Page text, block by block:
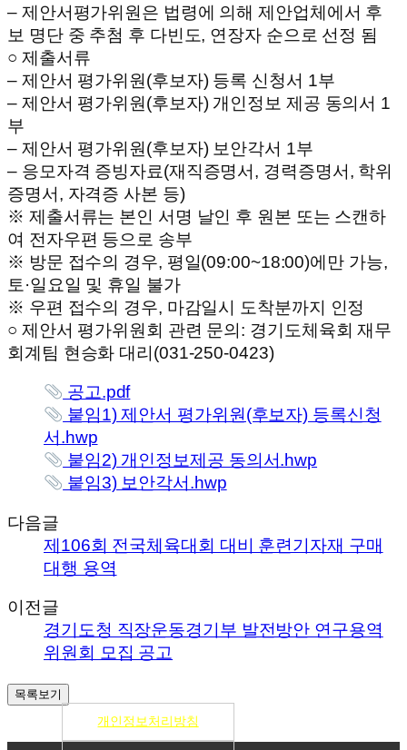
– 제안서평가위원은 법령에 의해 제안업체에서 후
보 명단 중 추첨 후 다빈도, 연장자 순으로 선정 됨
○ 제출서류
– 제안서 평가위원(후보자) 등록 신청서 1부
– 제안서 평가위원(후보자) 개인정보 제공 동의서 1
부
– 제안서 평가위원(후보자) 보안각서 1부
– 응모자격 증빙자료(재직증명서, 경력증명서, 학위
증명서, 자격증 사본 등)
※ 제출서류는 본인 서명 날인 후 원본 또는 스캔하
여 전자우편 등으로 송부
※ 방문 접수의 경우, 평일(09:00~18:00)에만 가능,
토·일요일 및 휴일 불가
※ 우편 접수의 경우, 마감일시 도착분까지 인정
○ 제안서 평가위원회 관련 문의: 경기도체육회 재무
회계팀 현승화 대리(031-250-0423)
공고.pdf
붙임1) 제안서 평가위원(후보자) 등록신청
서.hwp
붙임2) 개인정보제공 동의서.hwp
붙임3) 보안각서.hwp
다음글
제106회 전국체육대회 대비 훈련기자재 구매
대행 용역
이전글
경기도청 직장운동경기부 발전방안 연구용역
위원회 모집 공고
개인정보처리방침